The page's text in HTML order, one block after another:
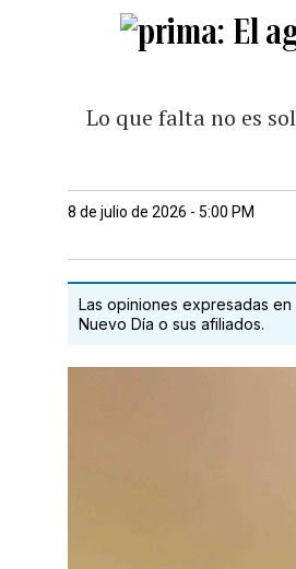
El
Lo que falta no es
8 de julio de 2026 - 5:00 PM
Las opiniones expresadas
Nuevo Día o sus afiliados.